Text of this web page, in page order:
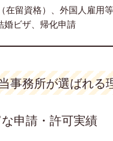
在留資格）、外国人雇用
婚ビザ、帰化申請
事務所が選ばれる
申請・許可実績